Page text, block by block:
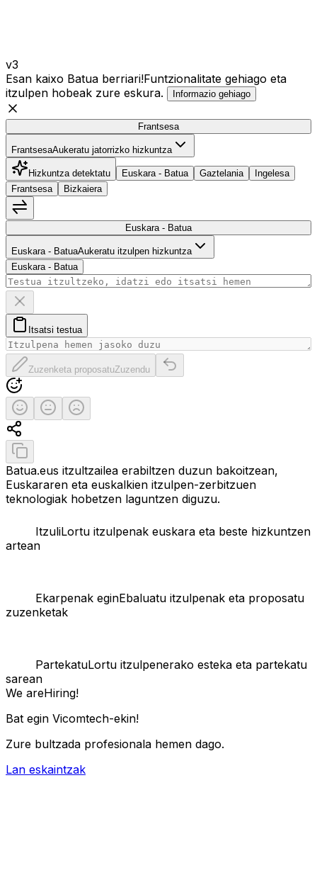
v3
Esan kaixo Batua berriari!Funtzionalitate gehiago eta
itzulpen hobeak zure eskura.
Informazio gehiago
Frantsesa
FrantsesaAukeratu jatorrizko hizkuntza
Hizkuntza detektatu Euskara - Batua Gaztelania
Ingelesa
Frantsesa
Bizkaiera
Euskara - Batua
Euskara - BatuaAukeratu itzulpen hizkuntza
Euskara - Batua
Itsatsi testua
Zuzenketa proposatu
Zuzenketa proposatuZuzendu
Itzulpen originala berrezarri
Ebaluatu itzulpena
Itzulpen onaErdipurdiItzulpen txarra
Partekatu itzulpena
Kopiatu itzulpena
Batua.eus itzultzailea erabiltzen duzun bakoitzean,
Euskararen eta euskalkien itzulpen-zerbitzuen
teknologiak hobetzen laguntzen diguzu.
ItzuliLortu itzulpenak euskara eta beste hizkuntzen
artean
Ekarpenak eginEbaluatu itzulpenak eta proposatu
zuzenketak
PartekatuLortu itzulpenerako esteka eta partekatu
sarean
We areHiring!
Bat egin Vicomtech-ekin!
Zure bultzada profesionala hemen dago.
Lan eskaintzak